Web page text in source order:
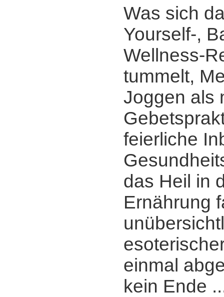
Was sich
Yourself-,
Wellness-
tummelt,
Joggen als
feierliche
das Heil in
Ernährung
einmal
kein Ende